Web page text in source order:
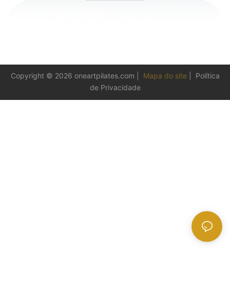
Copyright © 2026 oneartpilates.com Mapa do site
Política
de Privacidade